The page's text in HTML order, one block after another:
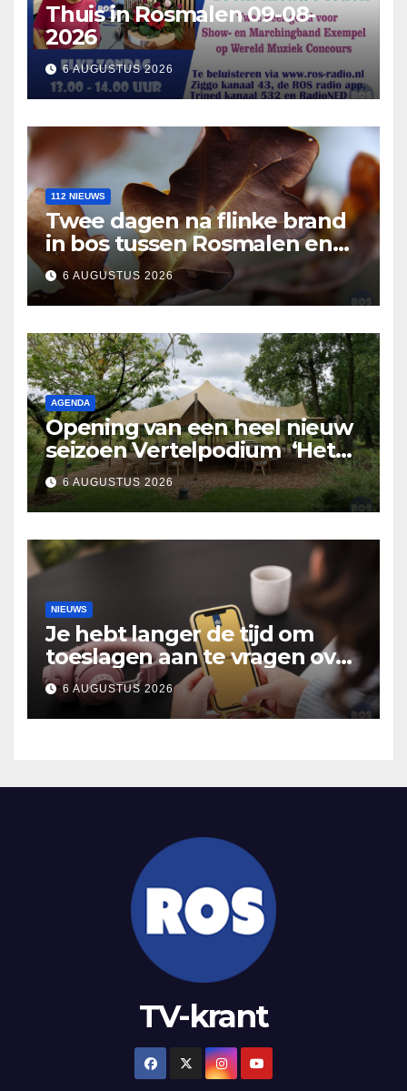
Thuis in Rosmalen 09-08-
2026
6 AUGUSTUS 2026
112 NIEUWS
Twee dagen na flinke brand
in bos tussen Rosmalen en
Nuland
6 AUGUSTUS 2026
AGENDA
Opening van een heel nieuw
seizoen Vertelpodium ‘Het
Lopende Vuur’. Landelijke
verhalen in Bomentuin D’n
Hooidonk
6 AUGUSTUS 2026
NIEUWS
Je hebt langer de tijd om
toeslagen aan te vragen over
2025
6 AUGUSTUS 2026
TV-krant